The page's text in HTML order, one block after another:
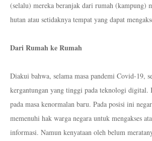
(selalu) mereka beranjak dari rumah (kampung)
hutan atau setidaknya tempat yang dapat
Dari Rumah ke Rumah
Diakui bahwa, selama masa pandemi Covid-19,
kergantungan yang tinggi pada teknologi digital.
pada masa kenormalan baru. Pada posisi ini
memenuhi hak warga negara untuk mengakses
informasi. Namun kenyataan oleh belum